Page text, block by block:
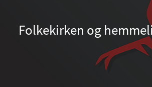
Folkekirken og